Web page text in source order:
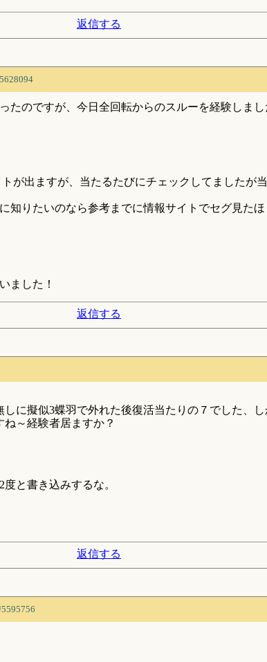
返信する
たのですが、今日全回転からのスルーを経験しま
が出ますが、当たるたびにチェックしてましたが
りたいのなら参考までに情報サイトでセグ見たほ
ました！
返信する
に擬似3蝶羽で外れた後復活当たりの７でした、
～経験者居ますか？
と書き込みするな。
返信する